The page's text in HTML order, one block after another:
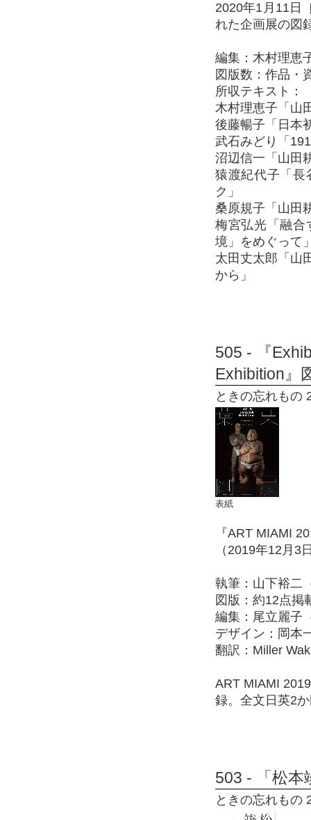
2020年1月11日
れた企画展の図
編集：木村理恵
図版数：作品
所収テキスト：
木村理恵子「山
後藤暢子「日本
武石みどり「
沼辺信一「山田
猿渡紀代子「
ク」
桑原規子「山田
梅宮弘光「融
境」をめぐって
太田丈太郎「山
から」
505 - 『
Exhibition』
ときの忘れもの
表紙
『ART MIAMI
（2019年12月3
執筆：山下裕二
図版：約12点掲
編集：尾立麗子
デザイン：岡本
翻訳：Miller
ART MIAMI
録。全文日英2
503 - 「松本
ときの忘れもの